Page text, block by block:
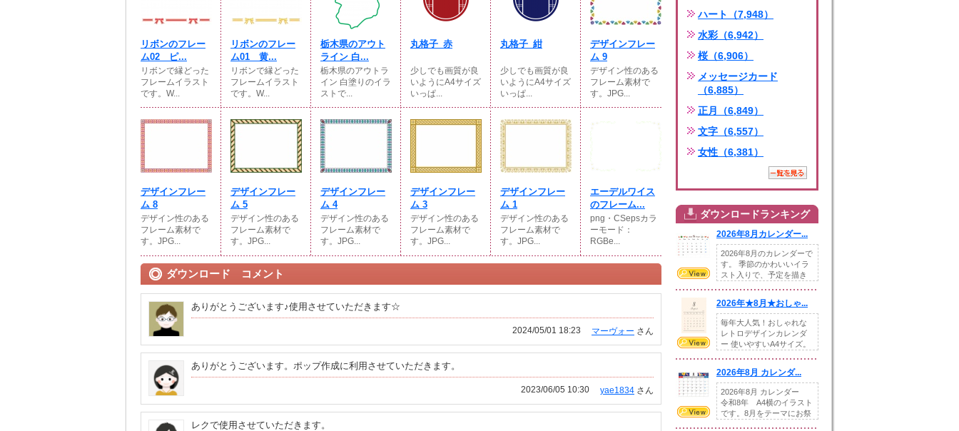
リボンのフレー
ム02 ピ...
リボンで縁どった
フレームイラスト
です。W...
リボンのフレー
ム01 黄...
リボンで縁どった
フレームイラスト
です。W...
栃木県のアウト
ライン 白...
栃木県のアウトラ
イン 白塗りのイラ
ストで...
丸格子_赤
少しでも画質が良
いようにA4サイズ
いっぱ...
丸格子_紺
少しでも画質が良
いようにA4サイズ
いっぱ...
デザインフレー
ム 9
デザイン性のある
フレーム素材で
す。JPG...
デザインフレー
ム 8
デザイン性のある
フレーム素材で
す。JPG...
デザインフレー
ム 5
デザイン性のある
フレーム素材で
す。JPG...
デザインフレー
ム 4
デザイン性のある
フレーム素材で
す。JPG...
デザインフレー
ム 3
デザイン性のある
フレーム素材で
す。JPG...
デザインフレー
ム 1
デザイン性のある
フレーム素材で
す。JPG...
エーデルワイス
のフレーム...
png・CSepsカラ
ーモード：
RGBe...
ダウンロード コメント
ありがとうございます♪使用させていただきます☆
マーヴォー さん
2024/05/01 18:23
ありがとうございます。ポップ作成に利用させていただきます。
yae1834 さん
2023/06/05 10:30
レクで使用させていただきます。
ハート（7,948）
水彩（6,942）
桜（6,906）
メッセージカード
（6,885）
正月（6,849）
文字（6,557）
女性（6,381）
ダウンロードランキング
2026年8月カレンダー...
2026年8月のカレンダーで
す。 季節のかわいいイラ
スト入りで、予定を描き
2026年★8月★おしゃ...
毎年大人気！おしゃれな
レトロデザインカレンダ
ー 使いやすいA4サイズ。
2026年8月 カレンダ...
2026年8月 カレンダー
令和8年 A4横のイラスト
です。8月をテーマにお祭